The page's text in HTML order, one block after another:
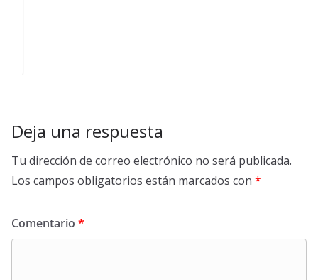
Deja una respuesta
Tu dirección de correo electrónico no será publicada.
Los campos obligatorios están marcados con *
Comentario *